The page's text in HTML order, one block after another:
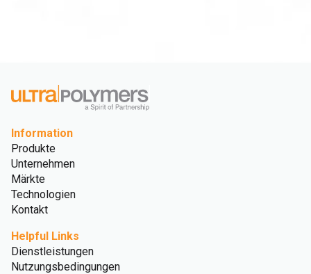
Information
Produkte
Unternehmen
Märkte
Technologien
Kontakt
Helpful Links
Dienstleistungen
Nutzungsbedingungen